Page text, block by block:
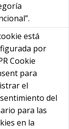
está
por
Cookie
para
el
del
para las
en la